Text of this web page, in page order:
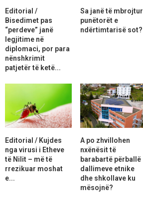
Editorial /
Bisedimet pas
“perdeve” janë
legjitime në
diplomaci, por para
nënshkrimit
patjetër të ketë...
Sa janë të mbrojtur
punëtorët e
ndërtimtarisë sot?
Editorial / Kujdes
nga virusi i Etheve
të Nilit – më të
rrezikuar moshat
e...
A po zhvillohen
nxënësit të
barabartë përballë
dallimeve etnike
dhe shkollave ku
mësojnë?